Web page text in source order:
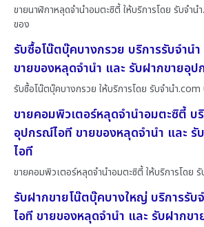
ขายนาฬิกาหลุดจำนำอมตะซิตี้ ให้บริการโดย รับจํานํ
ของ
รับซื้อโน๊ตบุ๊คบางกรวย บริการรับจำน
ขายของหลุดจำนำ และ รับฝากขายอุ
รับซื้อโน๊ตบุ๊คบางกรวย ให้บริการโดย รับจํานํา
ขายคอมพิวเตอร์หลุดจำนำอมตะซิตี้ บ
อุปกรณ์ไอที ขายของหลุดจำนำ และ
ไอที
ขายคอมพิวเตอร์หลุดจำนำอมตะซิตี้ ให้บริการโดย
รับฝากขายโน๊ตบุ๊คบางใหญ่ บริการรั
ไอที ขายของหลุดจำนำ และ รับฝากข